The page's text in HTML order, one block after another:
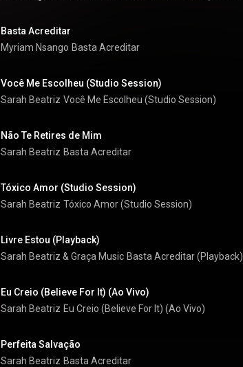
Basta Acreditar
Myriam Nsango Basta Acreditar
Você Me Escolheu (Studio Session)
Sarah Beatriz Você Me Escolheu (Studio Session)
Não Te Retires de Mim
Sarah Beatriz Basta Acreditar
Tóxico Amor (Studio Session)
Sarah Beatriz Tóxico Amor (Studio Session)
Livre Estou (Playback)
Sarah Beatriz & Graça Music Basta Acreditar (Playback)
Eu Creio (Believe For It) (Ao Vivo)
Sarah Beatriz Eu Creio (Believe For It) (Ao Vivo)
Perfeita Salvação
Sarah Beatriz Basta Acreditar